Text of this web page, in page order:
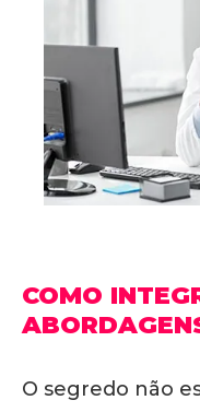
COMO
O segredo não